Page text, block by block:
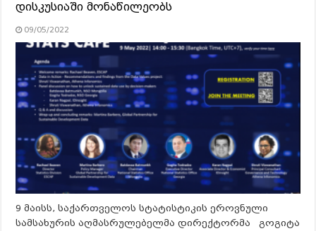
დისკუსიაში მონაწილეობს
09/05/2022
9 მაისს, საქართველოს სტატისტიკის ეროვნული
სამსახურის აღმასრულებელმა დირექტორმა გოგიტა